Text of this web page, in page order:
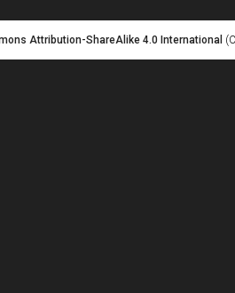
Attribution-ShareAlike 4.0 International